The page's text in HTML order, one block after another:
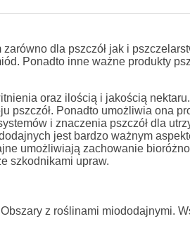
dla pszczół jak i
Ponadto inne ważne produkty
oraz ilością i jakością
pszczół. Ponadto umożliwia ona
i znaczenia pszczół dla
jest bardzo ważnym
umożliwiają zachowanie
szkodnikami upraw.
z roślinami miododajnymi.